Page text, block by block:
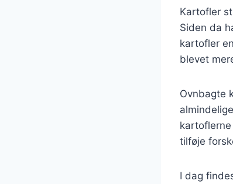
Kartofler
Siden da
kartofler
blevet
Ovnbagte
tilføje
I dag